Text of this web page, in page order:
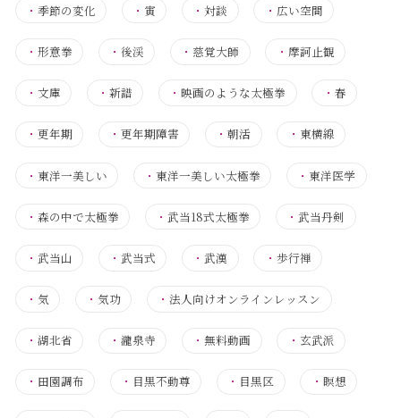
・ 季節の変化 ・ 寅 ・対談 ・ 広い空間
・ 形意拳 ・後渓 ・ 慈覚大師 ・ 摩訶止観
・ 文庫 ・新譜 ・映画のような太極拳 ・ 春
・ 更年期 ・更年期障害 ・朝活 ・ 東横線
・ 東洋一美しい ・ 東洋一美しい太極拳 ・ 東洋医学
・ 森の中で太極拳 ・武当18式太極拳 ・武当丹剣
・ 武当山 ・武当式 ・武漢 ・ 歩行禅
・ 気 ・気功 ・法人向けオンラインレッスン
・ 湖北省 ・瀧泉寺 ・無料動画 ・ 玄武派
・ 田園調布 ・ 目黒不動尊 ・ 目黒区 ・ 瞑想